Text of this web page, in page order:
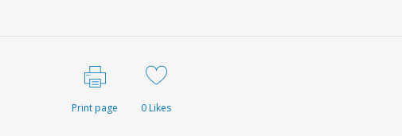
Print page 0Likes